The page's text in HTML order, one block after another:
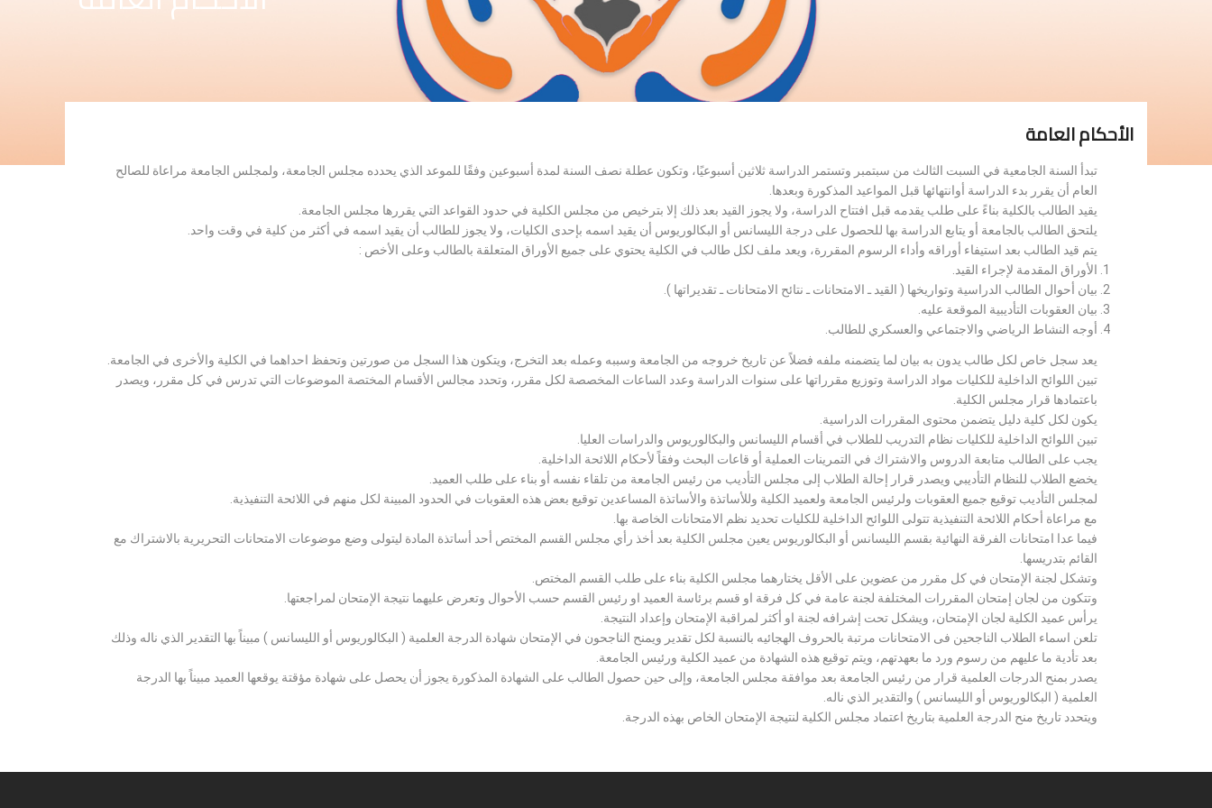
الأحكام العامة
تبدأ السنة الجامعية في السبت الثالث من سبتمبر وتستمر الدراسة ثلاثين أسبوعيًا، وتكون عطلة نصف السنة لمدة أسبوعين وفقًا للموعد الذي يحدده مجلس الجامعة، ولمجلس الجامعة مراعاة للصالح
العام أن يقرر بدء الدراسة أوانتهائها قبل المواعيد المذكورة وبعدها.
يقيد الطالب بالكلية بناءً على طلب يقدمه قبل افتتاح الدراسة، ولا يجوز القيد بعد ذلك إلا بترخيص من مجلس الكلية في حدود القواعد التي يقررها مجلس الجامعة.
يلتحق الطالب بالجامعة أو يتابع الدراسة بها للحصول على درجة الليسانس أو البكالوريوس أن يقيد اسمه بإحدى الكليات، ولا يجوز للطالب أن يقيد اسمه في أكثر من كلية في وقت واحد.
يتم قيد الطالب بعد استيفاء أوراقه وأداء الرسوم المقررة، ويعد ملف لكل طالب في الكلية يحتوي على جميع الأوراق المتعلقة بالطالب وعلى الأخص :
الأوراق المقدمة لإجراء القيد.
بيان أحوال الطالب الدراسية وتواريخها ( القيد ـ الامتحانات ـ نتائح الامتحانات ـ تقديراتها ).
بيان العقوبات التأديبية الموقعة عليه.
أوجه النشاط الرياضي والاجتماعي والعسكري للطالب.
يعد سجل خاص لكل طالب يدون به بيان لما يتضمنه ملفه فضلاً عن تاريخ خروجه من الجامعة وسببه وعمله بعد التخرج، ويتكون هذا السجل من صورتين وتحفظ احداهما في الكلية والأخرى في الجامعة.
تبين اللوائح الداخلية للكليات مواد الدراسة وتوزيع مقرراتها على سنوات الدراسة وعدد الساعات المخصصة لكل مقرر، وتحدد مجالس الأقسام المختصة الموضوعات التي تدرس في كل مقرر، ويصدر
باعتمادها قرار مجلس الكلية.
يكون لكل كلية دليل يتضمن محتوى المقررات الدراسية.
تبين اللوائح الداخلية للكليات نظام التدريب للطلاب في أقسام الليسانس والبكالوريوس والدراسات العليا.
يجب على الطالب متابعة الدروس والاشتراك في التمرينات العملية أو قاعات البحث وفقاً لأحكام اللائحة الداخلية.
يخضع الطلاب للنظام التأديبي ويصدر قرار إحالة الطلاب إلى مجلس التأديب من رئيس الجامعة من تلقاء نفسه أو بناء على طلب العميد.
لمجلس التأديب توقيع جميع العقوبات ولرئيس الجامعة ولعميد الكلية وللأساتذة والأساتذة المساعدين توقيع بعض هذه العقوبات في الحدود المبينة لكل منهم في اللائحة التنفيذية.
مع مراعاة أحكام اللائحة التنفيذية تتولى اللوائح الداخلية للكليات تحديد نظم الامتحانات الخاصة بها.
فيما عدا امتحانات الفرقة النهائية بقسم الليسانس أو البكالوريوس يعين مجلس الكلية بعد أخذ رأي مجلس القسم المختص أحد أساتذة المادة ليتولى وضع موضوعات الامتحانات التحريرية بالاشتراك مع
القائم بتدريسها.
وتشكل لجنة الإمتحان في كل مقرر من عضوين على الأقل يختارهما مجلس الكلية بناء على طلب القسم المختص.
وتتكون من لجان إمتحان المقررات المختلفة لجنة عامة في كل فرقة او قسم برئاسة العميد او رئيس القسم حسب الأحوال وتعرض عليهما نتيجة الإمتحان لمراجعتها.
يرأس عميد الكلية لجان الإمتحان، ويشكل تحت إشرافه لجنة او أكثر لمراقبة الإمتحان وإعداد النتيجة.
تلعن اسماء الطلاب الناجحين فى الامتحانات مرتبة بالحروف الهجائيه بالنسبة لكل تقدير ويمنح الناجحون في الإمتحان شهادة الدرجة العلمية ( البكالوريوس أو الليسانس ) مبيناً بها التقدير الذي ناله وذلك
بعد تأدية ما عليهم من رسوم ورد ما بعهدتهم، ويتم توقيع هذه الشهادة من عميد الكلية ورئيس الجامعة.
يصدر بمنح الدرجات العلمية قرار من رئيس الجامعة بعد موافقة مجلس الجامعة، وإلى حين حصول الطالب على الشهادة المذكورة يجوز أن يحصل على شهادة مؤقتة يوقعها العميد مبيناً بها الدرجة
العلمية ( البكالوريوس أو الليسانس ) والتقدير الذي ناله.
ويتحدد تاريخ منح الدرجة العلمية بتاريخ اعتماد مجلس الكلية لنتيجة الإمتحان الخاص بهذه الدرجة.